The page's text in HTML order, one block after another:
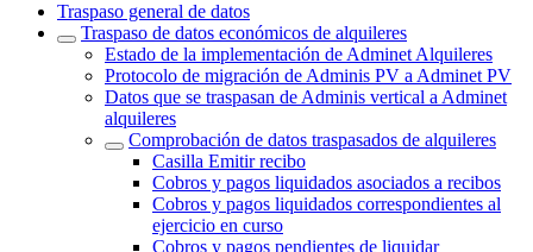
Traspaso general de datos
Traspaso de datos económicos de alquileres
Estado de la implementación de Adminet Alquileres
Protocolo de migración de Adminis PV a Adminet PV
Datos que se traspasan de Adminis vertical a Adminet
alquileres
Comprobación de datos traspasados de alquileres
Casilla Emitir recibo
Cobros y pagos liquidados asociados a recibos
Cobros y pagos liquidados correspondientes al
ejercicio en curso
Cobros y pagos pendientes de liquidar